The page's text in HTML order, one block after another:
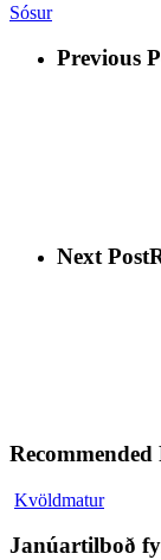
Sósur
Previous
Next Post
Recommended
Kvöldmatur
Janúartilboð